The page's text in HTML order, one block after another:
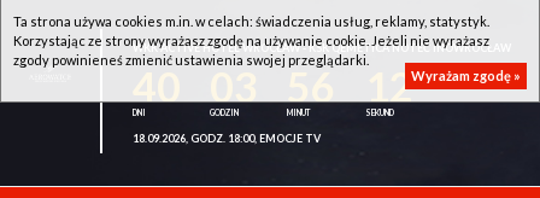
WKK ACTIVE HOTEL WROCŁAW - KSK QEMETICA NOTEĆ INOWROCŁAW
12
18.09.2026, GODZ. 18:00, EMOCJE TV
Ta strona używa cookies m.in. w celach: świadczenia usług, reklamy, statystyk.
Korzystając ze strony wyrażasz zgodę na używanie cookie. Jeżeli nie wyrażasz
zgody powinieneś zmienić ustawienia swojej przeglądarki.
Wyrażam zgodę »